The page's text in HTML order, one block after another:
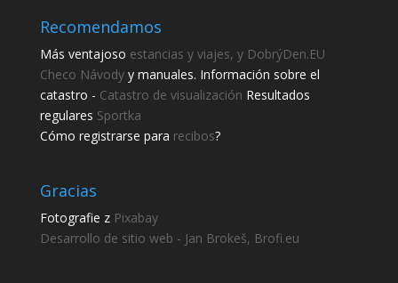
Recomendamos
Más ventajoso estancias y viajes, y DobrýDen.EU
Checo Návodyy manuales. Información sobre el
catastro - Catastro de visualización Resultados
regulares Sportka
Cómo registrarse para recibos?
Gracias
Fotografie z Pixabay
Desarrollo de sitio web - Jan Brokeš, Brofi.eu